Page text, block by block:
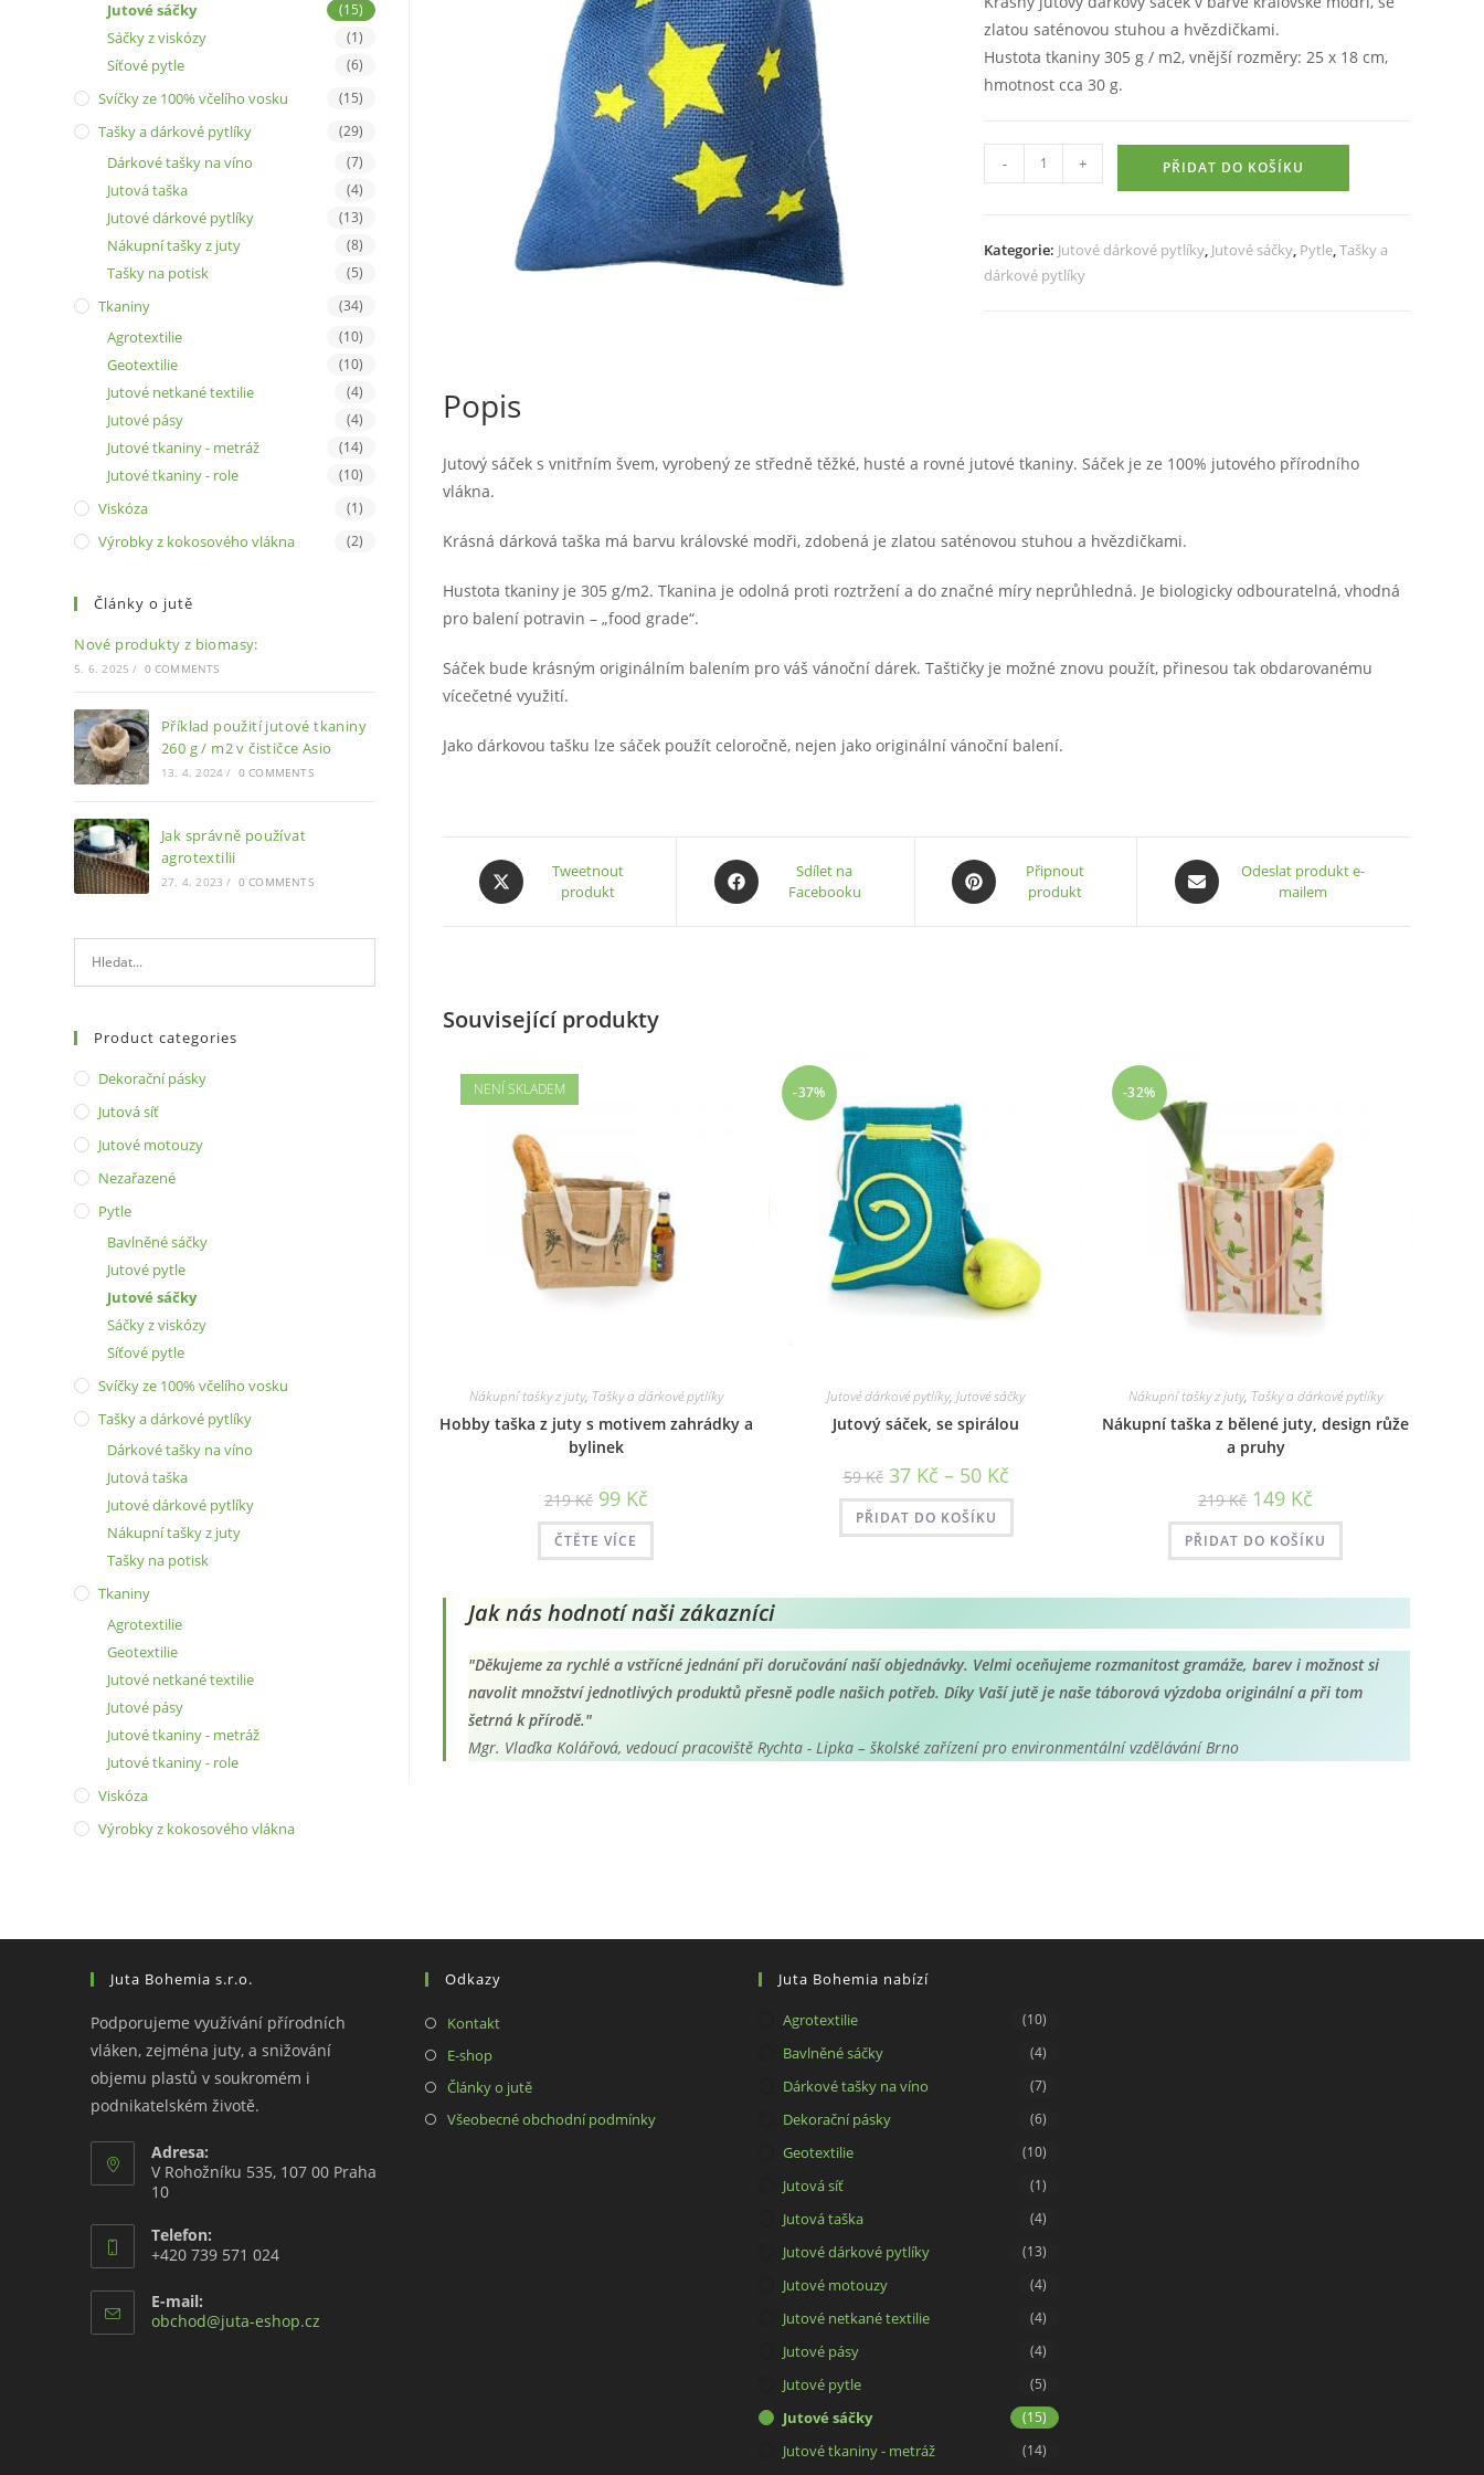
zlatou saténovou stuhou a hvězdičkami.
Hustota tkaniny 305 g / m2, vnější rozměry: 25 x 18 cm,
hmotnost cca 30 g.
jutový
modrý
- + PŘIDAT DO KOŠÍKU
Kategorie: Jutové dárkové pytlíky, Jutové sáčky, Pytle,Tašky a
dárkové pytlíky
Popis
Jutový sáček s vnitřním švem, vyrobený ze středně těžké, husté a rovné jutové tkaniny. Sáček je ze 100% jutového přírodního
vlákna.
Krásná dárková taška má barvu královské modři, zdobená je zlatou saténovou stuhou a hvězdičkami.
Hustota tkaniny je 305 g/m2. Tkanina je odolná proti roztržení a do značné míry neprůhledná. Je biologicky odbouratelná, vhodná
pro balení potravin – „food grade“.
Sáček bude krásným originálním balením pro váš vánoční dárek. Taštičky je možné znovu použít, přinesou tak obdarovanému
vícečetné využití.
Jako dárkovou tašku lze sáček použít celoročně, nejen jako originální vánoční balení.
Opens
in
Tweetnout
produkt
Opens
in
Sdílet na
Facebooku
Opens
in
Připnout
produkt
Opens
in
Odeslat produkt e-
mailem
Související produkty
NENÍ SKLADEM
Nákupní tašky z juty, Tašky a dárkové pytlíky
Hobby taška z juty s motivem zahrádky a
bylinek
219Kč Původní
cena
byla:
219 Kč.
99 KčAktuální
cena
je:
ČTĚTE VÍCE
-37%
Jutové dárkové pytlíky,Jutové sáčky
Jutový sáček, se spirálou
59Kč 37 Kč – 50 KčRozpětí
cen:
37 Kč
50 Kč
PŘIDAT DO KOŠÍKU
-32%
Nákupní tašky z juty, Tašky a dárkové pytlíky
Nákupní taška z bělené juty, design růže
a pruhy
219Kč Původní
cena
byla:
219 Kč.
149 Kč
je:
149 Kč.
PŘIDAT DO KOŠÍKU
Jak nás hodnotí naši zákazníci
"Děkujeme za rychlé a vstřícné jednání při doručování naší objednávky. Velmi oceňujeme rozmanitost gramáže, barev i možnost si
navolit množství jednotlivých produktů přesně podle našich potřeb. Díky Vaší jutě je naše táborová výzdoba originální a při tom
šetrná k přírodě."
Mgr. Vlaďka Kolářová, vedoucí pracoviště Rychta - Lipka – školské zařízení pro environmentální vzdělávání Brno
Jutové sáčky (15)
Sáčky z viskózy (1)
Síťové pytle (6)
Svíčky ze 100% včelího vosku (15)
Tašky a dárkové pytlíky (29)
Dárkové tašky na víno (7)
Jutová taška (4)
Jutové dárkové pytlíky (13)
Nákupní tašky z juty (8)
Tašky na potisk (5)
Tkaniny (34)
Agrotextilie (10)
Geotextilie (10)
Jutové netkané textilie (4)
Jutové pásy (4)
Jutové tkaniny - metráž (14)
Jutové tkaniny - role (10)
Viskóza (1)
Výrobky z kokosového vlákna (2)
Články o jutě
Nové produkty z biomasy:
5. 6. 2025 / 0 COMMENTS
Příklad použití jutové tkaniny
260 g / m2 v čističce Asio
13. 4. 2024 / 0 COMMENTS
Jak správně používat
agrotextilii
27. 4. 2023 / 0 COMMENTS
Product categories
Dekorační pásky
Jutová síť
Jutové motouzy
Nezařazené
Pytle
Bavlněné sáčky
Jutové pytle
Jutové sáčky
Sáčky z viskózy
Síťové pytle
Svíčky ze 100% včelího vosku
Tašky a dárkové pytlíky
Dárkové tašky na víno
Jutová taška
Jutové dárkové pytlíky
Nákupní tašky z juty
Tašky na potisk
Tkaniny
Agrotextilie
Geotextilie
Jutové netkané textilie
Jutové pásy
Jutové tkaniny - metráž
Jutové tkaniny - role
Viskóza
Výrobky z kokosového vlákna
Juta Bohemia s.r.o.
Podporujeme využívání přírodních
vláken, zejména juty, a snižování
objemu plastů v soukromém i
podnikatelském životě.
Adresa:
V Rohožníku 535, 107 00 Praha
10
Telefon:
+420 739 571 024
E-mail:
obchod@juta-eshop.cz
Odkazy
KontaktOpens
tab
E-shopOpens
in
Články o jutěOpens
in
Všeobecné obchodní podmínkyOpens
Juta Bohemia nabízí
Agrotextilie (10)
Bavlněné sáčky (4)
Dárkové tašky na víno (7)
Dekorační pásky (6)
Geotextilie (10)
Jutová síť (1)
Jutová taška (4)
Jutové dárkové pytlíky (13)
Jutové motouzy (4)
Jutové netkané textilie (4)
Jutové pásy (4)
Jutové pytle (5)
Jutové sáčky (15)
Jutové tkaniny - metráž (14)